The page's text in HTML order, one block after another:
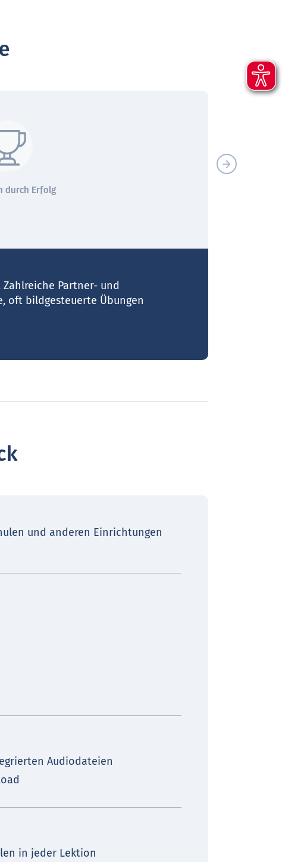
durch Erfolg
Partner- und
oft bildgesteuerte Übungen
und anderen Einrichtungen
Audiodateien
in jeder Lektion